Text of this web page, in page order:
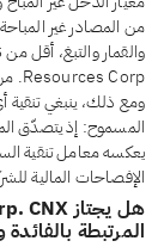
من المصادر غير
ومع ذلك، ينبغي
المسموح: إذ يتصدّق
يعكسه معامل تنقية
الإفصاحات المالية
المرتبطة